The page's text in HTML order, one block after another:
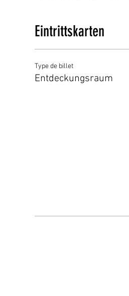
Eintrittskarten
Type de billet
Entdeckungsraum